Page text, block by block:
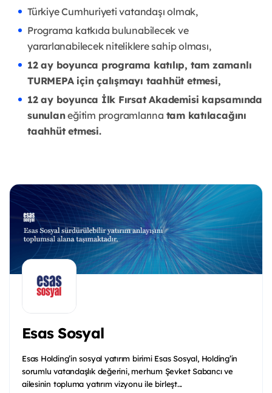
Türkiye Cumhuriyeti vatandaşı olmak,
Programa katkıda bulunabilecek ve
yararlanabilecek niteliklere sahip olması,
12 ay boyunca programa katılıp, tam zamanlı
TURMEPA için çalışmayı taahhüt etmesi,
12 ay boyunca İlk Fırsat Akademisi kapsamında
sunulaneğitim programlarına tam katılacağını
taahhüt etmesi.
Esas Sosyal
Esas Holding’in sosyal yatırım birimi Esas Sosyal, Holding’in
sorumlu vatandaşlık değerini, merhum Şevket Sabancı ve
ailesinin topluma yatırım vizyonu ile birleşt...